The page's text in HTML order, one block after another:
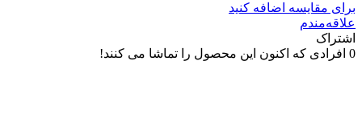
برای مقایسه اضافه کنید
علاقه‌مندم
اشتراک
0 افرادی که اکنون این محصول را تماشا می کنند!